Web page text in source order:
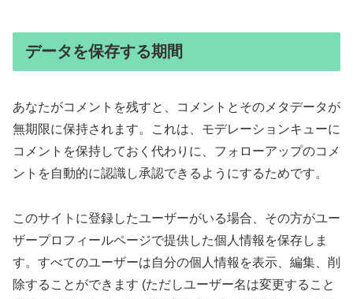
データを保存する期間
あなたがコメントを残すと、コメントとそのメタデータが
無期限に保持されます。これは、モデレーションキューに
コメントを保持しておく代わりに、フォローアップのコメ
ントを自動的に認識し承認できるようにするためです。
このサイトに登録したユーザーがいる場合、その方がユー
ザープロフィールページで提供した個人情報を保存しま
す。すべてのユーザーは自分の個人情報を表示、編集、削
除することができます (ただしユーザー名は変更すること